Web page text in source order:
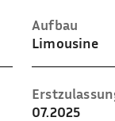
Aufbau
Limousine
07.2025